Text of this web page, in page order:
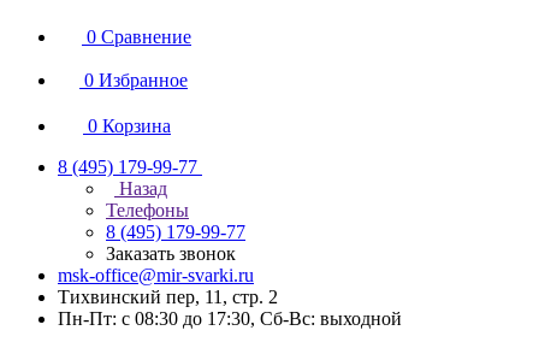
0 Сравнение
0 Избранное
0 Корзина
8 (495) 179-99-77
Назад
Телефоны
8 (495) 179-99-77
Заказать звонок
msk-office@mir-svarki.ru
Тихвинский пер, 11, стр. 2
Пн-Пт: с 08:30 до 17:30, Сб-Вс: выходной